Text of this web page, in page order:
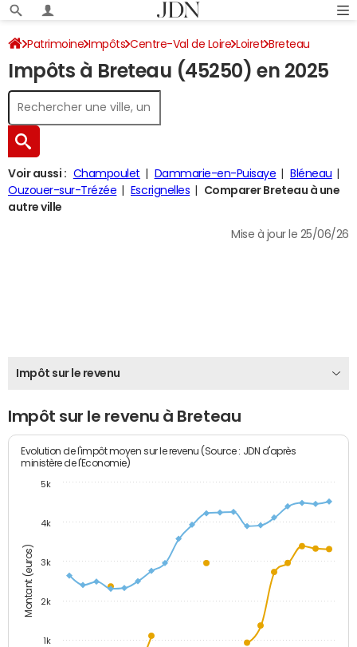
Patrimoine Impôts Centre-Val de Loire Loiret Breteau
Impôt sur le revenu
Impôts à Breteau (45250) en 2025
Voir aussi : Champoulet Dammarie-en-Puisaye
Bléneau
Ouzouer-sur-Trézée
Escrignelles
Comparer Breteau à une
autre ville
Mise à jour le 25/06/26
Impôt sur le revenu
Impôt sur le revenu à Breteau
Montant (euros)
Evolution de l'impôt moyen sur le revenu (Source : JDN d'après
ministère de l'Economie)
1k
2k
3k
4k
5k